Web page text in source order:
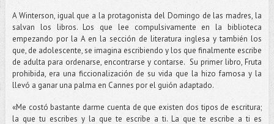
A Winterson, igual que a la protagonista del Domingo de las madres, la
salvan los libros. Los que lee compulsivamente en la biblioteca
empezando por la A en la sección de literatura inglesa y también los
que, de adolescente, se imagina escribiendo y los que finalmente escribe
de adulta para ordenarse, encontrarse y contarse. Su primer libro, Fruta
prohibida, era una ficcionalización de su vida que la hizo famosa y la
llevó a ganar una palma en Cannes por el guión adaptado.
«Me costó bastante darme cuenta de que existen dos tipos de escritura;
la que tu escribes y la que te escribe a ti. La que te escribe a ti es